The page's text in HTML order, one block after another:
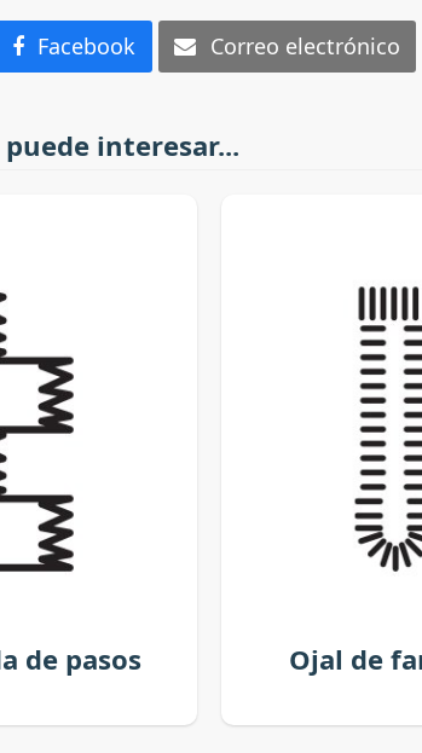
Facebook Correo electrónico
interesar...
de pasos Ojal de